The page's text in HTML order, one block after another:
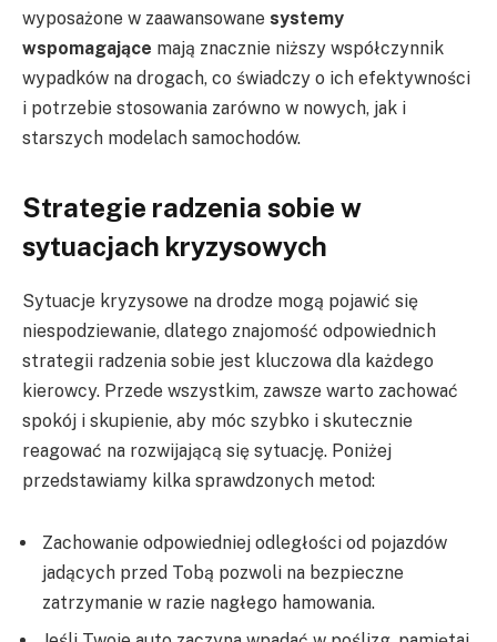
wyposażone w zaawansowane systemy
wspomagające mają znacznie niższy współczynnik
wypadków na drogach, co świadczy o ich efektywności
i potrzebie stosowania zarówno w nowych, jak i
starszych modelach samochodów.
Strategie radzenia sobie w
sytuacjach kryzysowych
Sytuacje kryzysowe na drodze mogą pojawić się
niespodziewanie, dlatego znajomość odpowiednich
strategii radzenia sobie jest kluczowa dla każdego
kierowcy. Przede wszystkim, zawsze warto zachować
spokój i skupienie, aby móc szybko i skutecznie
reagować na rozwijającą się sytuację. Poniżej
przedstawiamy kilka sprawdzonych metod:
Zachowanie odpowiedniej odległości od pojazdów
jadących przed Tobą pozwoli na bezpieczne
zatrzymanie w razie nagłego hamowania.